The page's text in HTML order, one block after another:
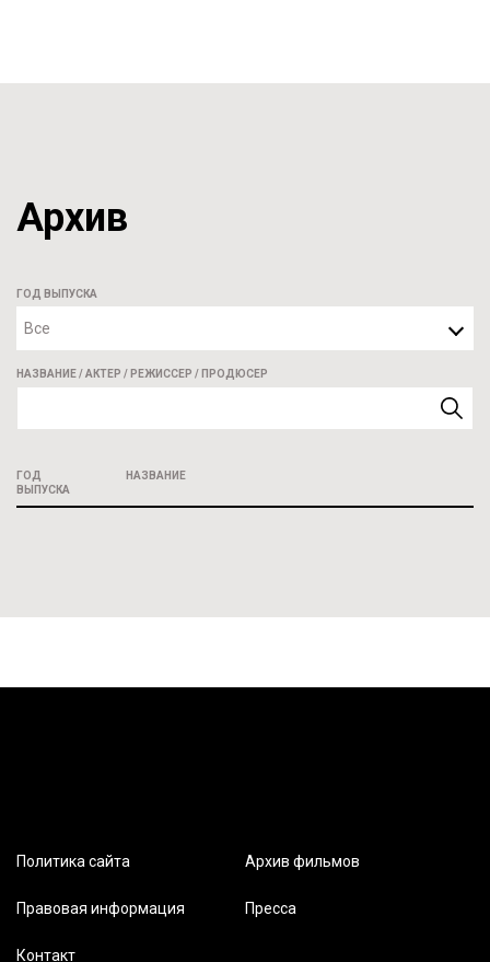
Архив
ГОД ВЫПУСКА
Все
НАЗВАНИЕ / АКТЕР / РЕЖИССЕР / ПРОДЮСЕР
ГОД
ВЫПУСКА
НАЗВАНИЕ
Политика сайта Архив фильмов
Правовая информация Пресса
Контакт